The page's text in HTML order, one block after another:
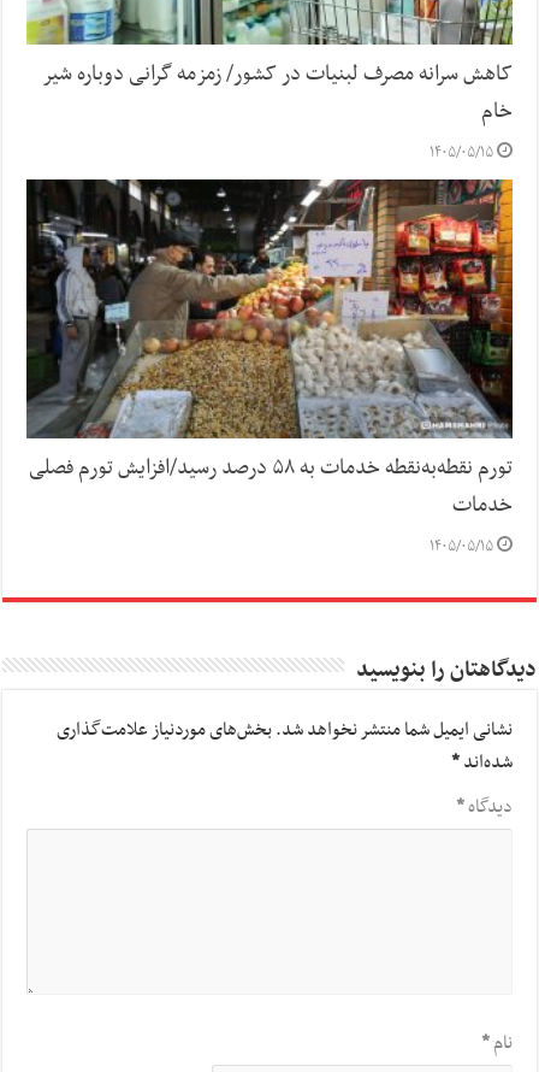
کاهش سرانه مصرف لبنیات در کشور/ زمزمه گرانی دوباره شیر
خام
۱۴۰۵/۰۵/۱۵
تورم نقطه‌به‌نقطه خدمات به ۵۸ درصد رسید/افزایش تورم فصلی
خدمات
۱۴۰۵/۰۵/۱۵
دیدگاهتان را بنویسید
نشانی ایمیل شما منتشر نخواهد شد.بخش‌های موردنیاز علامت‌گذاری
شده‌اند*
دیدگاه*
نام*